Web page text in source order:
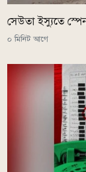
সেউতা ইস্যুতে
০ মিনিট আগে